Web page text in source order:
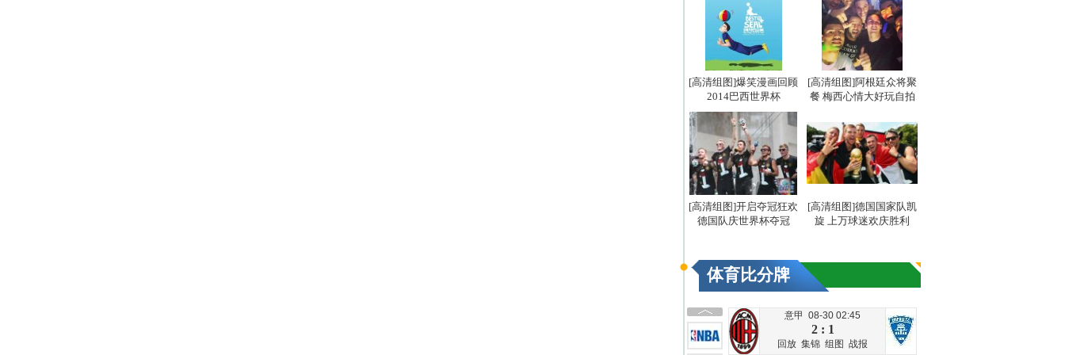
[高清组图]爆笑漫画回顾
2014巴西世界杯
[高清组图]阿根廷众将聚
餐 梅西心情大好玩自拍
[高清组图]开启夺冠狂欢
德国队庆世界杯夺冠
[高清组图]德国国家队凯
旋 上万球迷欢庆胜利
体育比分牌
意甲 08-30 02:45
2 : 1
回放 集锦 组图 战报